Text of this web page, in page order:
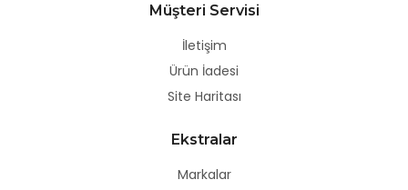
Müşteri Servisi
İletişim
Ürün İadesi
Site Haritası
Ekstralar
Markalar